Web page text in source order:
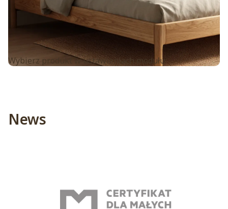
Wybierz produkt w ustawieniach modułu.
News